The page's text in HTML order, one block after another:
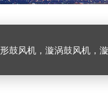
漩涡气泵，透浦式中压鼓风机，防爆风机，工业吸尘器，